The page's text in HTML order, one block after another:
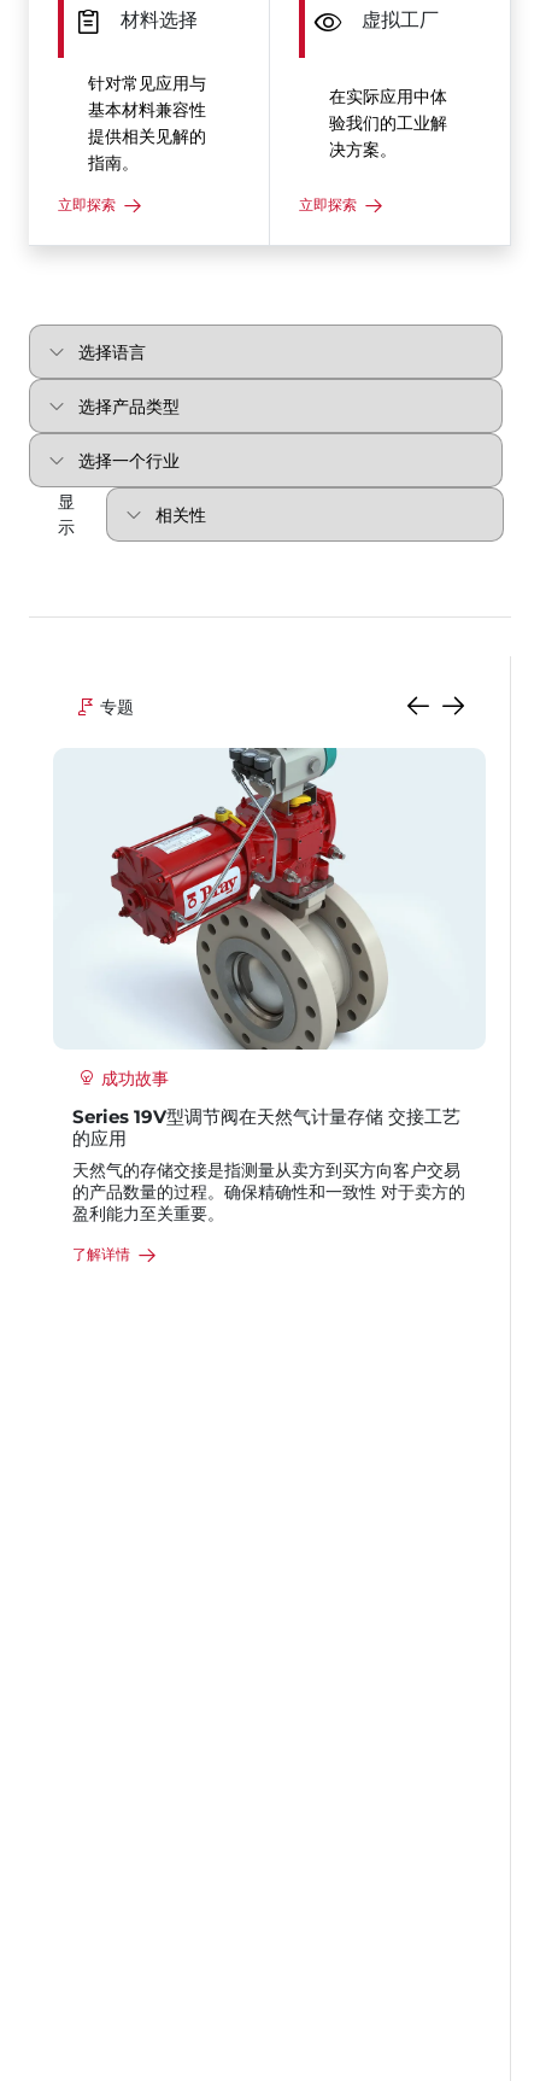
材料选择
针对常见应用与
基本材料兼容性
提供相关见解的
指南。
立即探索
虚拟工厂
在实际应用中体
验我们的工业解
决方案。
立即探索
显
示
专题
然气计量存储 交接工艺
从卖方到买方向客户交易
确性和一致性 对于卖方的
Series 19L 设计方案显著提高了纸
再生纸行业以及其他非常严苛的工况
时间最短，从而实现最优效率。这些